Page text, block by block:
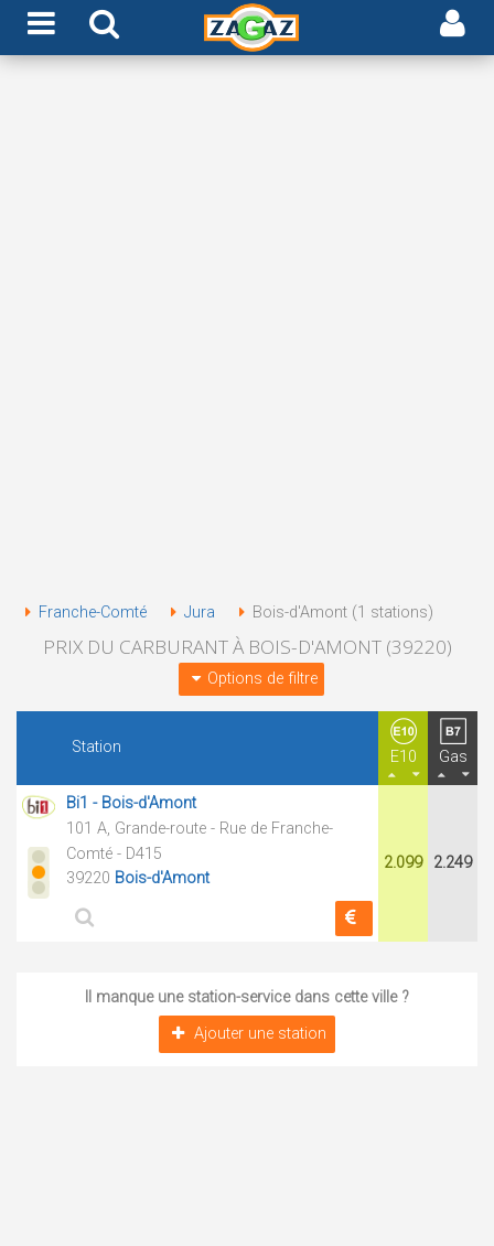
Franche-Comté Jura Bois-d'Amont (1 stations)
PRIX DU CARBURANT À BOIS-D'AMONT (39220)
Options de filtre
Station
E10 Gas
Bi1 - Bois-d'Amont
101 A, Grande-route - Rue de Franche-
Comté - D415
39220 Bois-d'Amont
2.099 2.249
Il manque une station-service dans cette ville ?
Ajouter une station